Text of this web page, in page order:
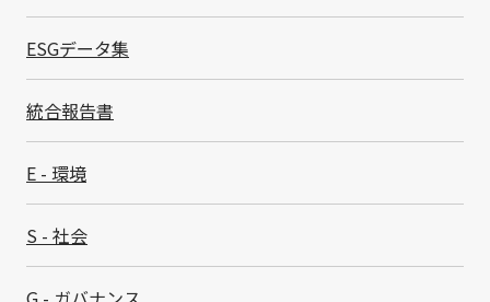
ESGデータ集
統合報告書
E - 環境
S - 社会
通信方式
電源
受注活動開始時期
開始済み
お問い合わせはこちら